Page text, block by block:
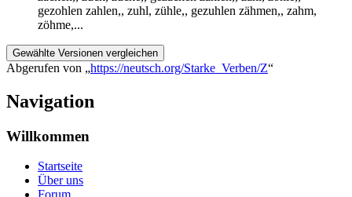
gezohlen zahlen,, zuhl, zühle,, gezuhlen zähmen,, zahm,
zöhme,...
Abgerufen von „https://neutsch.org/Starke_Verben/Z“
Navigation
Willkommen
Startseite
Über uns